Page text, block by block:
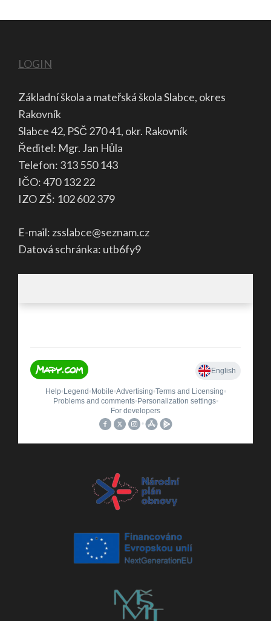
LOGIN
Základní škola a mateřská škola Slabce, okres
Rakovník
Slabce 42, PSČ 270 41, okr. Rakovník
Ředitel: Mgr. Jan Hůla
Telefon: 313 550 143
IČO: 470 132 22
IZO ZŠ: 102 602 379
E-mail: zsslabce@seznam.cz
Datová schránka: utb6fy9